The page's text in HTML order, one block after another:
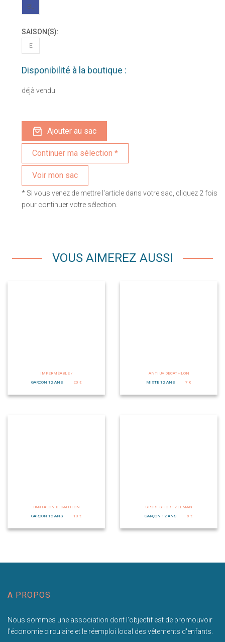
BL
SAISON(S):
E
Disponibilité à la boutique :
déjà vendu
Ajouter au sac
Voir mon sac
* Si vous venez de mettre l'article dans votre sac, cliquez 2 fois
pour continuer votre sélection.
VOUS AIMEREZ AUSSI
IMPERMÉABLE /
GARÇON 12 ANS
20 €
ANTI UV DECATHLON
MIXTE 12 ANS
7 €
PANTALON DECATHLON
GARÇON 12 ANS
10 €
SPORT SHORT ZEEMAN
GARÇON 12 ANS
8 €
A PROPOS
Nous sommes une association dont l'objectif est de promouvoir
l'économie circulaire et le réemploi local des vêtements d'enfants.